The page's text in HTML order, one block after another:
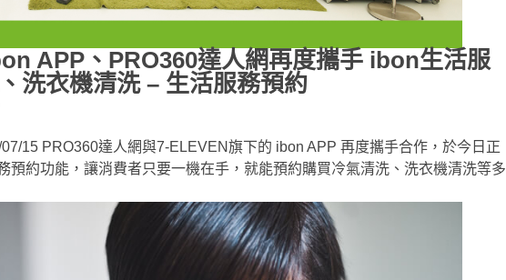
APP、PRO360達人網再度攜手 ibon生活服
洗衣機清洗 – 生活服務預約
07/15 PRO360達人網與7-ELEVEN旗下的 ibon APP 再度攜手合作，於今日正
預約功能，讓消費者只要一機在手，就能預約購買冷氣清洗、洗衣機清洗等多